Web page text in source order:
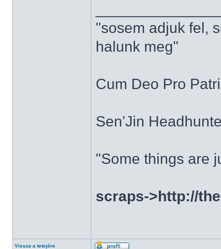
"sosem adjuk fel,
halunk meg"
Cum Deo Pro
Sen'Jin
"Some things are
scraps->http://
Vissza a tetejére